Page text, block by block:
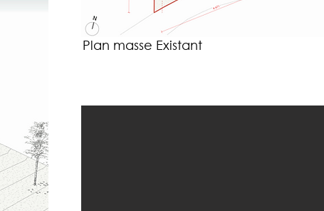
Plan masse Existant